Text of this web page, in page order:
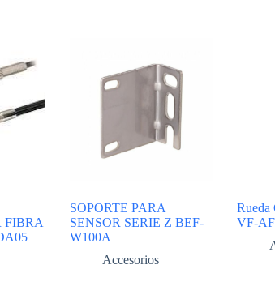
FIBRA
SOPORTE PARA
SENSOR SERIE Z BEF-
W100A
Accesorios
Rueda
VF-